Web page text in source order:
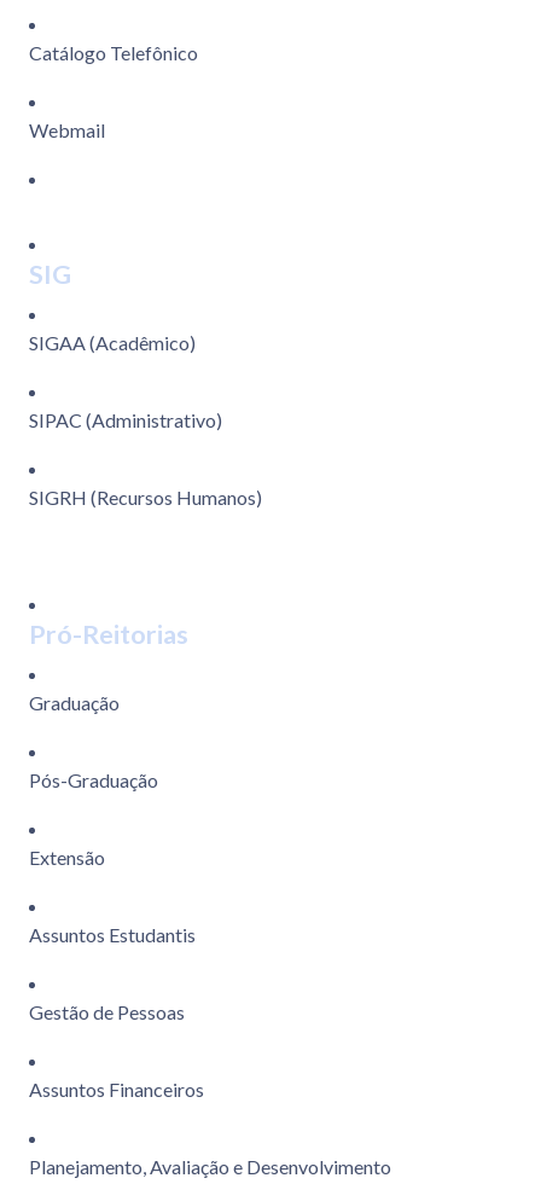
Catálogo Telefônico
Webmail
SIG
SIGAA (Acadêmico)
SIPAC (Administrativo)
SIGRH (Recursos Humanos)
Pró-Reitorias
Graduação
Pós-Graduação
Extensão
Assuntos Estudantis
Gestão de Pessoas
Assuntos Financeiros
Planejamento, Avaliação e Desenvolvimento